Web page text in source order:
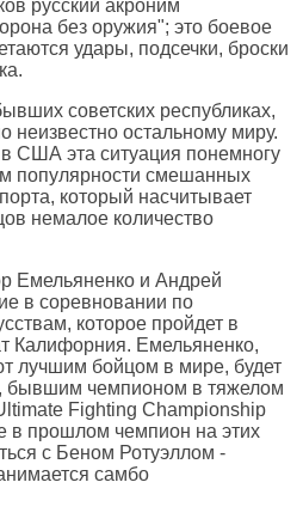
русский акроним
без оружия"; это боевое
удары, подсечки, броски
советских республиках,
неизвестно остальному миру.
США эта ситуация понемногу
популярности смешанных
который насчитывает
немалое количество
Емельяненко и Андрей
в соревновании по
которое пройдет в
Калифорния. Емельяненко,
лучшим бойцом в мире, будет
бывшим чемпионом в тяжелом
Fighting Championship
в прошлом чемпион на этих
с Беном Ротуэллом -
самбо